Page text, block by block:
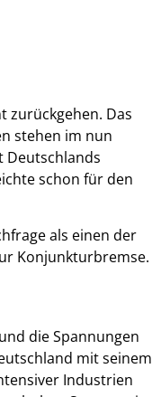
zurückgehen. Das
stehen im nun
Deutschlands
schon für den
als einen der
Konjunkturbremse.
die Spannungen
mit seinem
Industrien